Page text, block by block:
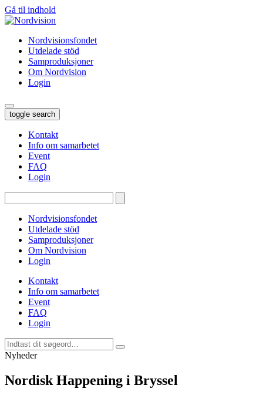
Gå til indhold
Nordvisionsfondet
Utdelade stöd
Samproduksjoner
Om Nordvision
Login
toggle search
Kontakt
Info om samarbetet
Event
FAQ
Login
enter
søge…
Nordvisionsfondet
Utdelade stöd
Samproduksjoner
Om Nordvision
Login
Kontakt
Info om samarbetet
Event
FAQ
Login
Nyheder
Nordisk Happening i Bryssel